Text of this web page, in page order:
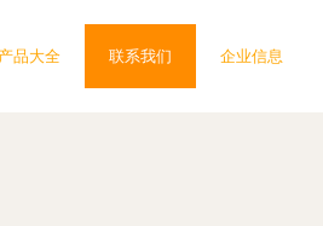
产品大全 联系我们 企业信息